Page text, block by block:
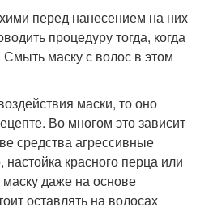
перед нанесением на них
процедуру тогда, когда
Смыть маску с волос в этом
маски, то оно
Во многом это зависит
средства агрессивные
красного перца или
даже на основе
оставлять на волосах